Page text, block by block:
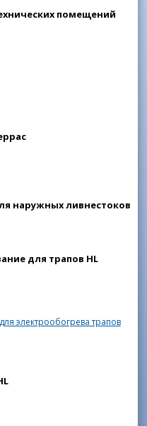
помещений
наружных ливнестоков
для трапов HL
электрообогрева трапов